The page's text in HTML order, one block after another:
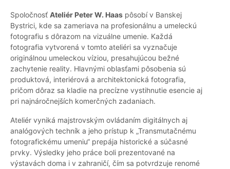
Spoločnosť Ateliér Peter W. Haas pôsobí v Banskej
Bystrici, kde sa zameriava na profesionálnu a umeleckú
fotografiu s dôrazom na vizuálne umenie. Každá
fotografia vytvorená v tomto ateliéri sa vyznačuje
originálnou umeleckou víziou, presahujúcou bežné
zachytenie reality. Hlavnými oblasťami pôsobenia sú
produktová, interiérová a architektonická fotografia,
pričom dôraz sa kladie na precízne vystihnutie esencie aj
pri najnáročnejších komerčných zadaniach.
Ateliér vyniká majstrovským ovládaním digitálnych aj
analógových techník a jeho prístup k „Transmutačnému
fotografickému umeniu“ prepája historické a súčasné
prvky. Výsledky jeho práce boli prezentované na
výstavách doma i v zahraničí, čím sa potvrdzuje renomé